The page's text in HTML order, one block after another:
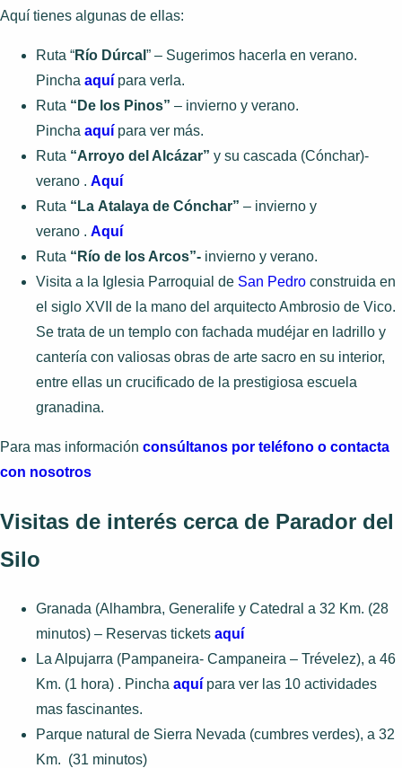
Aquí tienes algunas de ellas:
Ruta “Río Dúrcal ” – Sugerimos hacerla en verano.
Pincha aquí para verla.
Ruta “De los Pinos” – invierno y verano.
Pincha aquí para ver más.
Ruta “Arroyo del Alcázar” y su cascada (Cónchar)-
verano . Aquí
Ruta “La Atalaya de Cónchar” – invierno y
verano . Aquí
Ruta “Río de los Arcos”- invierno y verano.
Visita a la Iglesia Parroquial de San Pedro construida en
el siglo XVII de la mano del arquitecto Ambrosio de Vico.
Se trata de un templo con fachada mudéjar en ladrillo y
cantería con valiosas obras de arte sacro en su interior,
entre ellas un crucificado de la prestigiosa escuela
granadina.
Para mas información consúltanos por teléfono o contacta
con nosotros
Visitas de interés cerca de Parador del
Silo
Granada (Alhambra, Generalife y Catedral a 32 Km. (28
minutos) – Reservas tickets aquí
La Alpujarra (Pampaneira- Campaneira – Trévelez), a 46
Km. (1 hora) . Pincha aquí para ver las 10 actividades
mas fascinantes.
Parque natural de Sierra Nevada (cumbres verdes), a 32
Km. (31 minutos)